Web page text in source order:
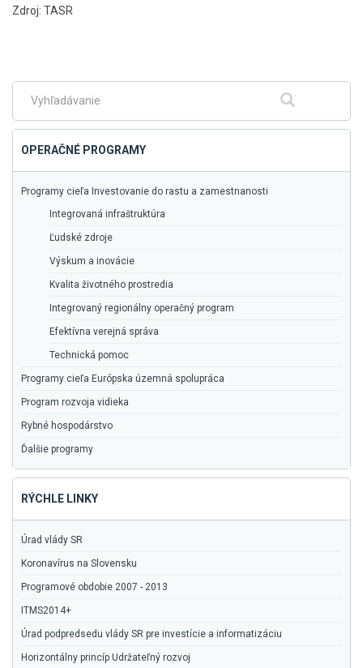
Zdroj: TASR
hlavné
menu
Fulltextové
Hľadať
OPERAČNÉ PROGRAMY
Programy cieľa Investovanie do rastu a zamestnanosti
Integrovaná infraštruktúra
Ľudské zdroje
Výskum a inovácie
Kvalita životného prostredia
Integrovaný regionálny operačný program
Efektívna verejná správa
Technická pomoc
Programy cieľa Európska územná spolupráca
Program rozvoja vidieka
Rybné hospodárstvo
Ďalšie programy
RÝCHLE LINKY
Úrad vlády SR
Koronavírus na Slovensku
Programové obdobie 2007 - 2013
ITMS2014+
Úrad podpredsedu vlády SR pre investície a informatizáciu
Horizontálny princíp Udržateľný rozvoj